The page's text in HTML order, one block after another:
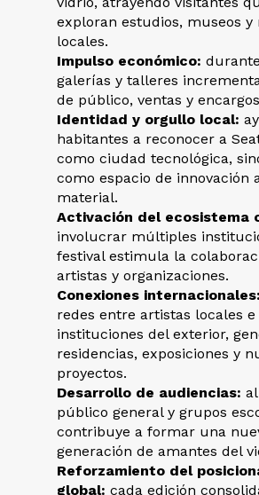
exploran estudios, museos y
locales.
Impulso económico:
galerías y talleres
de público, ventas y
Identidad y orgullo local:
habitantes a reconocer a
como ciudad tecnológica,
como espacio de innovación
material.
Activación del ecosistema
involucrar múltiples
festival estimula la
artistas y organizaciones.
Conexiones internacionales:
redes entre artistas locales e
instituciones del exterior,
residencias, exposiciones y
proyectos.
Desarrollo de audiencias:
público general y grupos
contribuye a formar una
generación de amantes del
Reforzamiento del
global: cada edición